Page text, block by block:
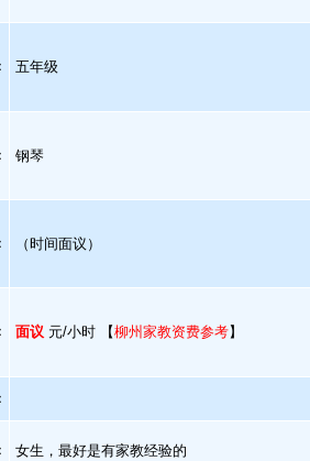
五年级
钢琴
（时间面议）
面议 元/小时 【柳州家教资费参考】
女生，最好是有家教经验的